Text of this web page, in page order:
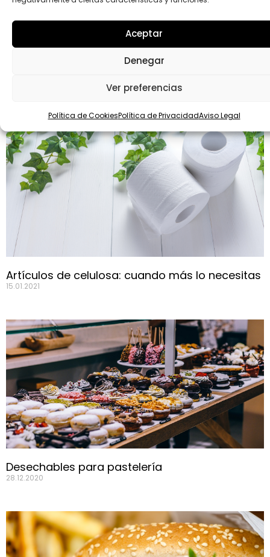
Drolimsa: la solución más eficaz para el control
Artículos de celulosa: cuando más lo necesitas
15.01.2021
Desechables para pastelería
28.12.2020